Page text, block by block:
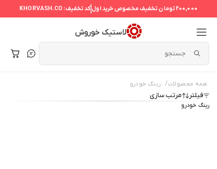
200,000 تومان تخفیف مخصوص خرید اولکد تخفیف: KHORVASH.CO
لاستیک خوروش
همه محصولات/ رینگ خودرو
فیلتر مرتب سازی
رینگ خودرو